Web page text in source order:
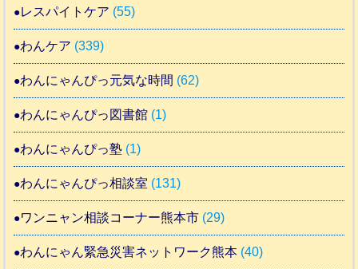
レスパイトケア (55)
わんケア (339)
わんにゃんぴっ元気な時間 (62)
わんにゃんぴっ図書館 (1)
わんにゃんぴっ塾 (1)
わんにゃんぴっ相談室 (131)
ワンニャン相談コーナー熊本市 (29)
わんにゃん緊急災害ネットワーク熊本 (40)